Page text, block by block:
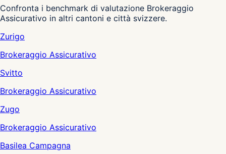
Confronta i benchmark di valutazione Brokeraggio
Assicurativo in altri cantoni e città svizzere.
Zurigo
Brokeraggio Assicurativo
Svitto
Brokeraggio Assicurativo
Zugo
Brokeraggio Assicurativo
Basilea Campagna